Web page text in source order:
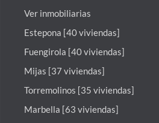
Ver inmobiliarias
Estepona [40 viviendas]
Fuengirola [40 viviendas]
Mijas [37 viviendas]
Torremolinos [35 viviendas]
Marbella [63 viviendas]